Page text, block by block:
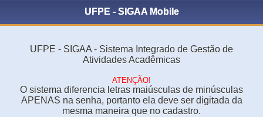
UFPE - SIGAA Mobile
UFPE - SIGAA - Sistema Integrado de Gestão de
Atividades Acadêmicas
ATENÇÃO!
O sistema diferencia letras maiúsculas de minúsculas
APENAS na senha, portanto ela deve ser digitada da
mesma maneira que no cadastro.